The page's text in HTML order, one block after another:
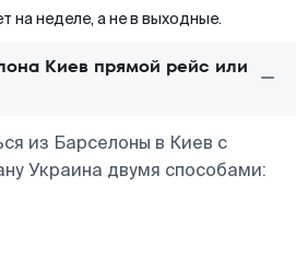
на неделе, а не в выходные.
Киев прямой рейс или
из Барселоны в Киев с
Украина двумя способами: